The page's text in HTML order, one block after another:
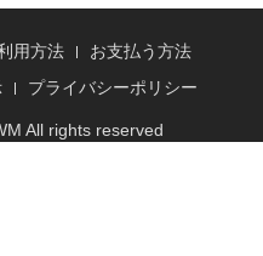
用方法
お支払う方法
プライバシーポリシー
All rights reserved